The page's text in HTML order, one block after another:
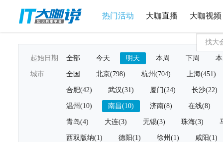
热门活动 大咖直播 大咖视频
起始日期 全部 今天 明天 本周 下周
城市 全国 北京(798) 杭州(704) 上海(451)
合肥(42) 武汉(31) 厦门(24) 长沙(22)
温州(10) 南昌(10) 济南(8) 在线(8)
青岛(4) 大连(3) 无锡(3) 珠海(3)
西双版纳(1) 德阳(1) 徐州(1) 咸阳(1)